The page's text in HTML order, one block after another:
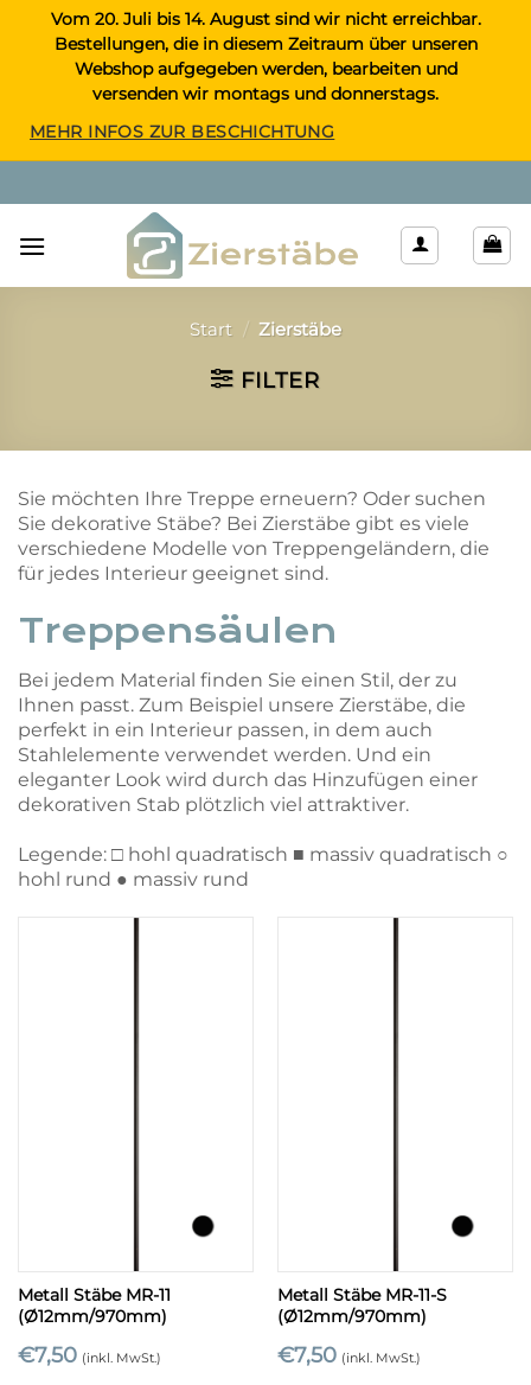
Inhalt
springen
Vom 20. Juli bis 14. August sind wir nicht erreichbar.
Bestellungen, die in diesem Zeitraum über unseren
Webshop aufgegeben werden, bearbeiten und
versenden wir montags und donnerstags.
MEHR INFOS ZUR BESCHICHTUNG
Start / Zierstäbe
FILTER
Sie möchten Ihre Treppe erneuern? Oder suchen
Sie dekorative Stäbe? Bei Zierstäbe gibt es viele
verschiedene Modelle von Treppengeländern, die
für jedes Interieur geeignet sind.
Treppensäulen
Bei jedem Material finden Sie einen Stil, der zu
Ihnen passt. Zum Beispiel unsere Zierstäbe, die
perfekt in ein Interieur passen, in dem auch
Stahlelemente verwendet werden. Und ein
eleganter Look wird durch das Hinzufügen einer
dekorativen Stab plötzlich viel attraktiver.
Legende: □ hohl quadratisch ■ massiv quadratisch ○
hohl rund ● massiv rund
Metall Stäbe MR-11
(Ø12mm/970mm)
€7,50 (inkl. MwSt.)
Metall Stäbe MR-11-S
(Ø12mm/970mm)
€7,50 (inkl. MwSt.)